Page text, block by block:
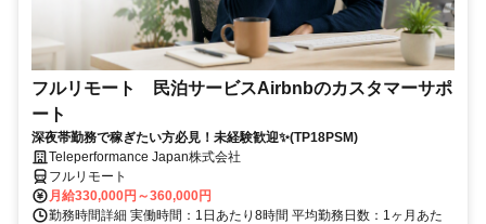
フルリモート 民泊サービスAirbnbのカスタマーサポ
ート
深夜帯勤務で稼ぎたい方必見！未経験歓迎✨(TP18PSM)
Teleperformance Japan株式会社
フルリモート
月給330,000円～360,000円
勤務時間詳細 実働時間：1日あたり8時間 平均勤務日数：1ヶ月あた